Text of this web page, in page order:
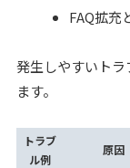
FAQ拡充
発生しやすいト
ます。
トラブ
ル例
原因